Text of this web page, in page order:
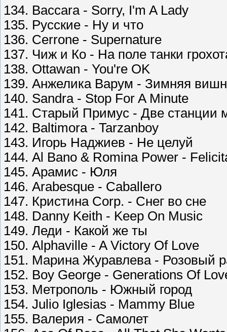
134. Baccara - Sorry, I'm A Lady
135. Русские - Ну и что
136. Cerrone - Supernature
137. Чиж и Ко - На поле танки
138. Ottawan - You're OK
139. Анжелика Варум - Зимняя
140. Sandra - Stop For A Minute
141. Старый Примус - Две станции
142. Baltimora - Tarzanboy
143. Игорь Наджиев - Не целуй
144. Al Bano & Romina Power -
145. Арамис - Юля
146. Arabesque - Caballero
147. Кристина Corp. - Снег во сне
148. Danny Keith - Keep On Music
149. Леди - Какой же ты
150. Alphaville - A Victory Of Love
151. Марина Журавлева - Розовый
152. Boy George - Generations Of
153. Метрополь - Южный город
154. Julio Iglesias - Mammy Blue
155. Валерия - Самолет